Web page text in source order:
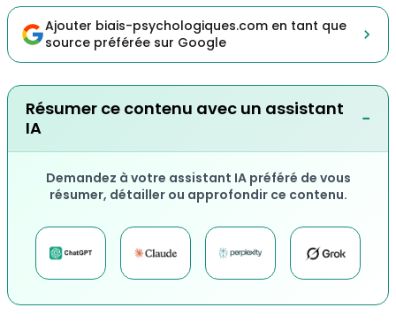
Ajouter biais-psychologiques.com en tant que
source préférée sur Google
Résumer ce contenu avec un assistant
IA
−
Demandez à votre assistant IA préféré de vous
résumer, détailler ou approfondir ce contenu.